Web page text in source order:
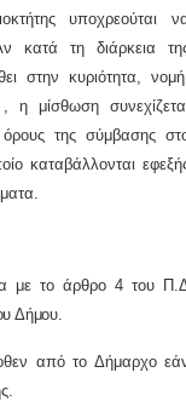
υποχρεούται
κατά τη διάρκεια
στην κυριότητα,
μίσθωση
της σύμβασης
καταβάλλονται
με το άρθρο 4 του
Δήμου.
από το Δήμαρχο